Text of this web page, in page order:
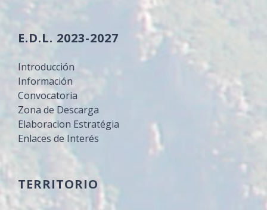
E.D.L. 2023-2027
Introducción
Información
Convocatoria
Zona de Descarga
Elaboracion Estratégia
Enlaces de Interés
TERRITORIO